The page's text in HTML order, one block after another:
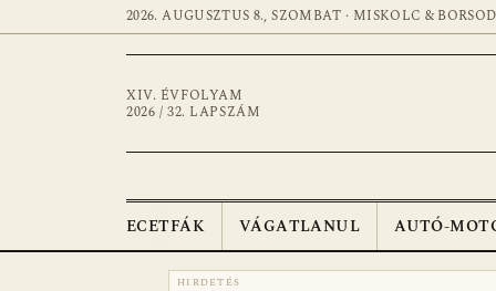
2026. AUGUSZTUS 8., SZOMBAT · MISKOLC & BORSOD
XIV. ÉVFOLYAM
2026 / 32. LAPSZÁM
ECETFÁK VÁGATLANUL AUTÓ-
HIRDETÉS